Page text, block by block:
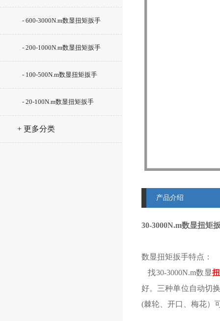
- 600-3000N.m数显扭矩扳手
- 200-1000N.m数显扭矩扳手
- 100-500N.m数显扭矩扳手
- 20-100N.m数显扭矩扳手
+ 更多分类
产品介绍
30-3000N.m数显扭矩
数显扭矩扳手特点：
找30-3000N.m数显
好。三种单位自动切
(棘轮、开口、梅花）